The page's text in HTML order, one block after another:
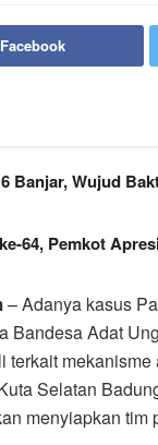
Banjar, Wujud
64, Pemkot
– Adanya kasus
Bandesa Adat
terkait
Selatan
menyiapkan